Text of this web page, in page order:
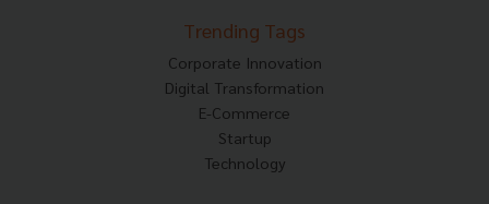
Trending Tags
Corporate Innovation
Digital Transformation
E-Commerce
Startup
Technology